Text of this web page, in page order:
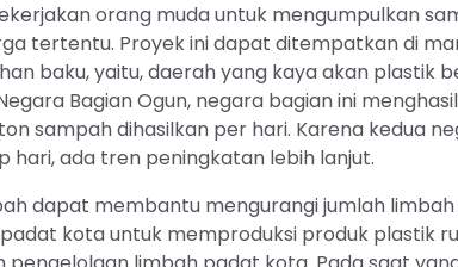
orang muda untuk mengumpulkan
tertentu. Proyek ini dapat ditempatkan di
baku, yaitu, daerah yang kaya akan plastik
Bagian Ogun, negara bagian ini
sampah dihasilkan per hari. Karena kedua
hari, ada tren peningkatan lebih lanjut.
dapat membantu mengurangi jumlah
kota untuk memproduksi produk plastik